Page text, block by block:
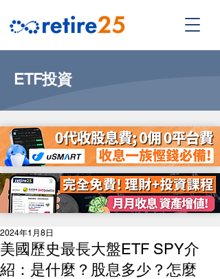
ETF投資
美國歷史最長大盤ETF SPY介
紹：是什麼？股息多少？怎麼
2024年1月8日